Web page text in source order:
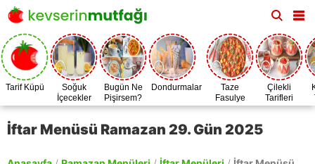
Tarif Küpü
Soğuk
İçecekler
Bugün Ne
Pişirsem?
Dondurmalar
Taze
Fasulye
Zamanı
Çilekli
Tarifleri
İftar Menüsü Ramazan 29. Gün 2025